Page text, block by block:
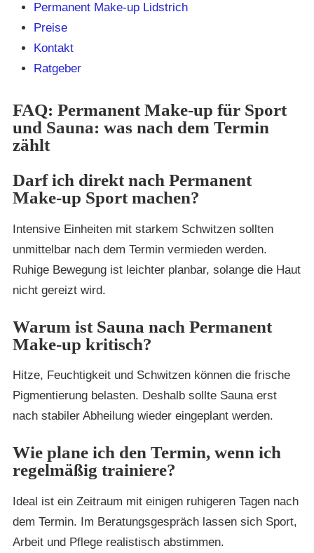
Permanent Make-up Lidstrich
Preise
Kontakt
Ratgeber
FAQ: Permanent Make-up für Sport
und Sauna: was nach dem Termin
zählt
Darf ich direkt nach Permanent
Make-up Sport machen?
Intensive Einheiten mit starkem Schwitzen sollten
unmittelbar nach dem Termin vermieden werden.
Ruhige Bewegung ist leichter planbar, solange die Haut
nicht gereizt wird.
Warum ist Sauna nach Permanent
Make-up kritisch?
Hitze, Feuchtigkeit und Schwitzen können die frische
Pigmentierung belasten. Deshalb sollte Sauna erst
nach stabiler Abheilung wieder eingeplant werden.
Wie plane ich den Termin, wenn ich
regelmäßig trainiere?
Ideal ist ein Zeitraum mit einigen ruhigeren Tagen nach
dem Termin. Im Beratungsgespräch lassen sich Sport,
Arbeit und Pflege realistisch abstimmen.